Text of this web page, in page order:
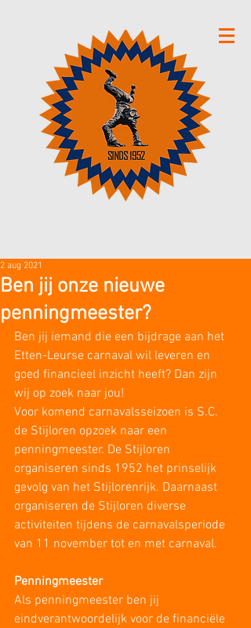
Ben jij onze nieuwe
penningmeester?
2 aug 2021
Ben jij iemand die een bijdrage aan het
Etten-Leurse carnaval wil leveren en
goed financieel inzicht heeft? Dan zijn
wij op zoek naar jou!
Voor komend carnavalsseizoen is S.C.
de Stijloren opzoek naar een
penningmeester. De Stijloren
organiseren sinds 1952 het prinselijk
gevolg van het Stijlorenrijk. Daarnaast
organiseren de Stijloren diverse
activiteiten tijdens de carnavalsperiode
van 11 november tot en met carnaval.
Penningmeester
Als penningmeester ben jij
eindverantwoordelijk voor de financiële